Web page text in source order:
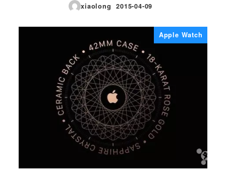
xiaolong
投稿日
2015-04-09
Apple Watch